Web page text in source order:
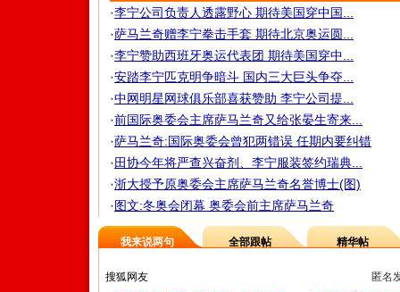
·李宁公司负责人透露野心 期待美国穿中国...
·萨马兰奇赠李宁拳击手套 期待北京奥运圆...
·李宁赞助西班牙奥运代表团 期待美国穿中...
·安踏李宁匹克明争暗斗 国内三大巨头争夺...
·中网明星网球俱乐部喜获赞助 李宁公司提...
·前国际奥委会主席萨马兰奇又给张晏生寄来...
·萨马兰奇:国际奥委会曾犯两错误 任期内要纠错
· 田协今年将严查兴奋剂、李宁服装签约瑞典...
·浙大授予原奥委会主席萨马兰奇名誉博士(图)
·图文:冬奥会闭幕 奥委会前主席萨马兰奇
我来说两句 全部跟帖 精华帖
匿名